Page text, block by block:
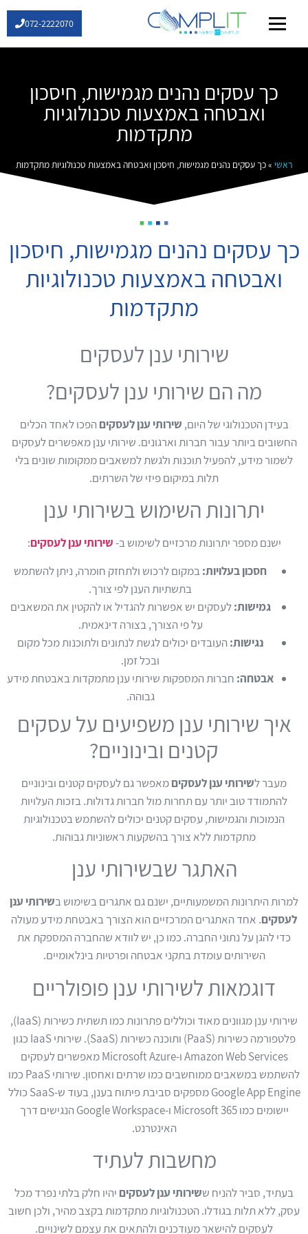
072-2222070
כך עסקים נהנים מגמישות, חיסכון
ואבטחה באמצעות טכנולוגיות
מתקדמות
ראשי »כך עסקים נהנים מגמישות, חיסכון ואבטחה באמצעות טכנולוגיות מתקדמות
כך עסקים נהנים מגמישות, חיסכון
ואבטחה באמצעות טכנולוגיות
מתקדמות
שירותי ענן לעסקים
מה הם שירותי ענן לעסקים?
בעידן הטכנולוגי של היום, שירותי ענן לעסקים הפכו לאחד הכלים
החשובים ביותר עבור חברות וארגונים. שירותי ענן מאפשרים לעסקים
לשמור מידע, להפעיל תוכנות ולגשת למשאבים ממקומות שונים בלי
תלות במיקום פיזי של השרתים.
יתרונות השימוש בשירותי ענן
ישנם מספר יתרונות מרכזיים לשימוש ב-שירותי ענן לעסקים:
חסכון בעלויות:במקום לרכוש ולתחזק חומרה, ניתן להשתמש
בתשתיות הענן לפי צורך.
גמישות:לעסקים יש אפשרות להגדיל או להקטין את המשאבים
על פי הצורך, בצורה דינאמית.
נגישות: העובדים יכולים לגשת לנתונים ולתוכנות מכל מקום
ובכל זמן.
אבטחה: חברות המספקות שירותי ענן מתמקדות באבטחת מידע
גבוהה.
איך שירותי ענן משפיעים על עסקים
קטנים ובינוניים?
מעבר לשירותי ענן לעסקיםמאפשר גם לעסקים קטנים ובינוניים
להתמודד טוב יותר עם תחרות מול חברות גדולות. בזכות העלויות
הנמוכות והגמישות, עסקים קטנים יכולים להשתמש בטכנולוגיות
מתקדמות ללא צורך בהשקעות ראשוניות גבוהות.
האתגר שבשירותי ענן
למרות היתרונות המשמעותיים, ישנם גם אתגרים בשימוש בשירותי ענן
לעסקים. אחד האתגרים המרכזיים הוא הצורך באבטחת מידע מעולה
כדי להגן על נתוני החברה. כמו כן, יש לוודא שהחברה המספקת את
השירותים עומדת בתקני אבטחה ופרטיות בינלאומיים.
דוגמאות לשירותי ענן פופולריים
שירותי ענן מגוונים מאוד וכוללים פתרונות כמו תשתית כשירות (IaaS),
פלטפורמה כשירות (PaaS) ותוכנה כשירות (SaaS). שירותי IaaS כגון
Amazon Web Services ו-Microsoft Azure מאפשרים לעסקים
להשתמש במשאבים ממוחשבים כמו שרתים ואחסון. שירותי PaaS כמו
Google App Engine מספקים סביבת פיתוח בענן, בעוד ש-SaaS כולל
יישומים כמו Microsoft 365 ו-Google Workspace הנגישים דרך
האינטרנט.
מחשבות לעתיד
בעתיד, סביר להניח ששירותי ענן לעסקים יהיו חלק בלתי נפרד מכל
עסק, ללא תלות בגודלו. הטכנולוגיות מתקדמות בקצב מהיר, ולכן חשוב
לעסקים להישאר מעודכנים ולהתאים את עצמם לשינויים.